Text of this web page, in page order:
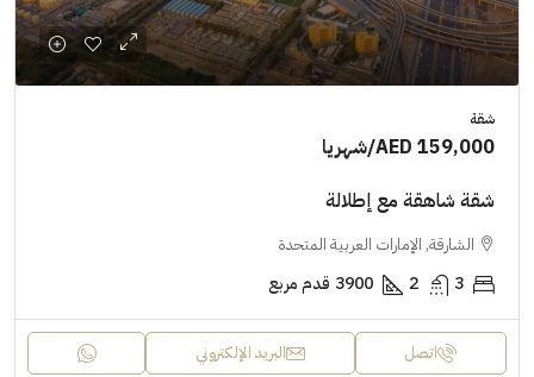
شقة
AED 159,000/شهريا
شقة شاهقة مع إطلالة
الشارقة, الإمارات العربية المتحدة
3
2
3900 قدم مربع
اتصل البريد الإلكتروني